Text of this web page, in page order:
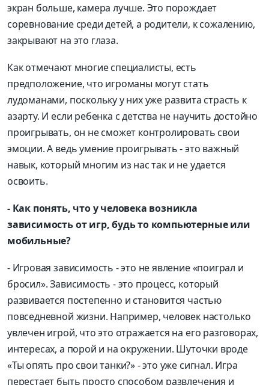
экран больше, камера лучше. Это порождает
соревнование среди детей, а родители, к сожалению,
закрывают на это глаза.
Как отмечают многие специалисты, есть
предположение, что игроманы могут стать
лудоманами, поскольку у них уже развита страсть к
азарту. И если ребенка с детства не научить достойно
проигрывать, он не сможет контролировать свои
эмоции. А ведь умение проигрывать - это важный
навык, который многим из нас так и не удается
освоить.
- Как понять, что у человека возникла
зависимость от игр, будь то компьютерные или
мобильные?
- Игровая зависимость - это не явление «поиграл и
бросил». Зависимость - это процесс, который
развивается постепенно и становится частью
повседневной жизни. Например, человек настолько
увлечен игрой, что это отражается на его разговорах,
интересах, а порой и на окружении. Шуточки вроде
«Ты опять про свои танки?» - это уже сигнал. Игра
перестает быть просто способом развлечения и